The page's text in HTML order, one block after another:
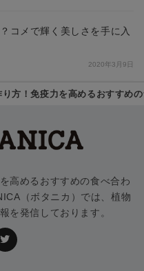
コメで輝く美しさを手に入
2020年3月9日
方！免疫力を高めるおすすめ
高めるおすすめの食べ合わ
（ボタニカ）では、植物
を発信しております。